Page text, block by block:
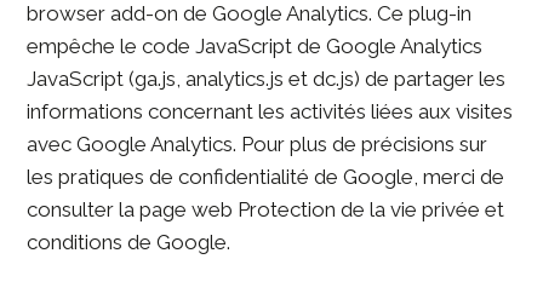
browser add-on de Google Analytics. Ce plug-in
empêche le code JavaScript de Google Analytics
JavaScript (ga.js, analytics.js et dc.js) de partager les
informations concernant les activités liées aux visites
avec Google Analytics. Pour plus de précisions sur
les pratiques de confidentialité de Google, merci de
consulter la page web Protection de la vie privée et
conditions de Google.